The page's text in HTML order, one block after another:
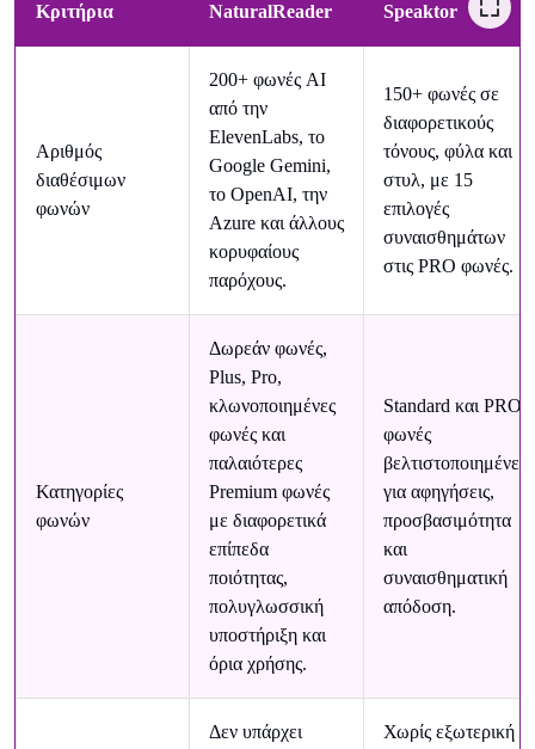
Κριτήρια NaturalReader Speaktor
Αριθμός
διαθέσιμων
φωνών
200+ φωνές AI
από την
ElevenLabs, το
Google Gemini,
το OpenAI, την
Azure και άλλους
κορυφαίους
παρόχους.
150+ φωνές σε
διαφορετικούς
τόνους, φύλα και
στυλ, με 15
επιλογές
συναισθημάτων
στις PRO φωνές.
Κατηγορίες
φωνών
Δωρεάν φωνές,
Plus, Pro,
κλωνοποιημένες
φωνές και
παλαιότερες
Premium φωνές
με διαφορετικά
επίπεδα
ποιότητας,
πολυγλωσσική
υποστήριξη και
όρια χρήσης.
Standard και PRO
φωνές
βελτιστοποιημένες
για αφηγήσεις,
προσβασιμότητα
και
συναισθηματική
απόδοση.
Δεν υπάρχει
Χωρίς εξωτερική